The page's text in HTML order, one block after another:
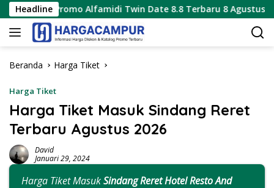
Langsung
ke
konten
Headline
Alfamidi Twin Date 8.8 Terbaru 8 Agustus 2026 Hanya 1 Hari
Beranda Harga Tiket
Harga Tiket
Harga Tiket Masuk Sindang Reret
Terbaru Agustus 2026
David
Januari 29, 2024
Harga Tiket MasukSindang Reret Hotel Resto And